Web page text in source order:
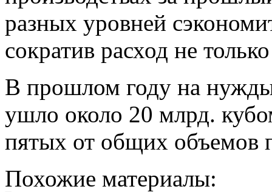
разных уровней
сократив расход не
В прошлом году на
ушло около 20 млрд.
пятых от общих объемов
Похожие материалы: